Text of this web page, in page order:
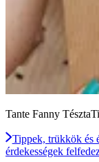
Tante Fanny
Tippek, trükkök és
érdekességek